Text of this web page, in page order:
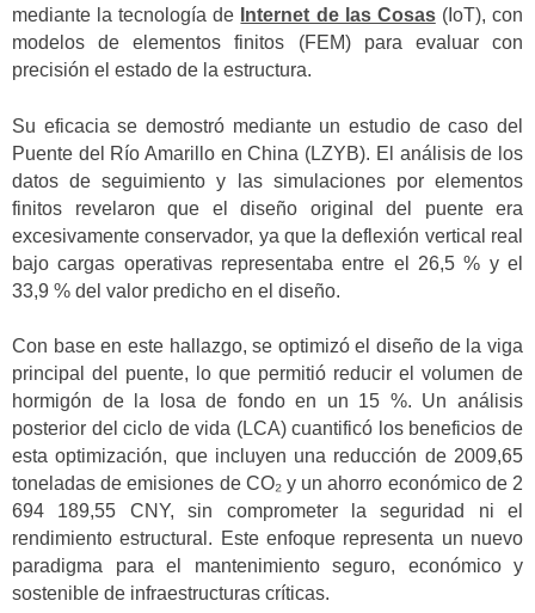
mediante la tecnología de Internet de las Cosas(IoT), con
modelos de elementos finitos (FEM) para evaluar con
precisión el estado de la estructura.
Su eficacia se demostró mediante un estudio de caso del
Puente del Río Amarillo en China (LZYB). El análisis de los
datos de seguimiento y las simulaciones por elementos
finitos revelaron que el diseño original del puente era
excesivamente conservador, ya que la deflexión vertical real
bajo cargas operativas representaba entre el 26,5 % y el
33,9 % del valor predicho en el diseño.
Con base en este hallazgo, se optimizó el diseño de la viga
principal del puente, lo que permitió reducir el volumen de
hormigón de la losa de fondo en un 15 %. Un análisis
posterior del ciclo de vida (LCA) cuantificó los beneficios de
esta optimización, que incluyen una reducción de 2009,65
toneladas de emisiones de CO₂ y un ahorro económico de 2
694 189,55 CNY, sin comprometer la seguridad ni el
rendimiento estructural. Este enfoque representa un nuevo
paradigma para el mantenimiento seguro, económico y
sostenible de infraestructuras críticas.